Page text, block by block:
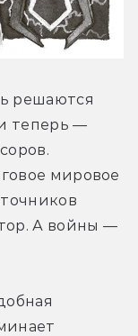
решаются
теперь —
мировое
А войны —